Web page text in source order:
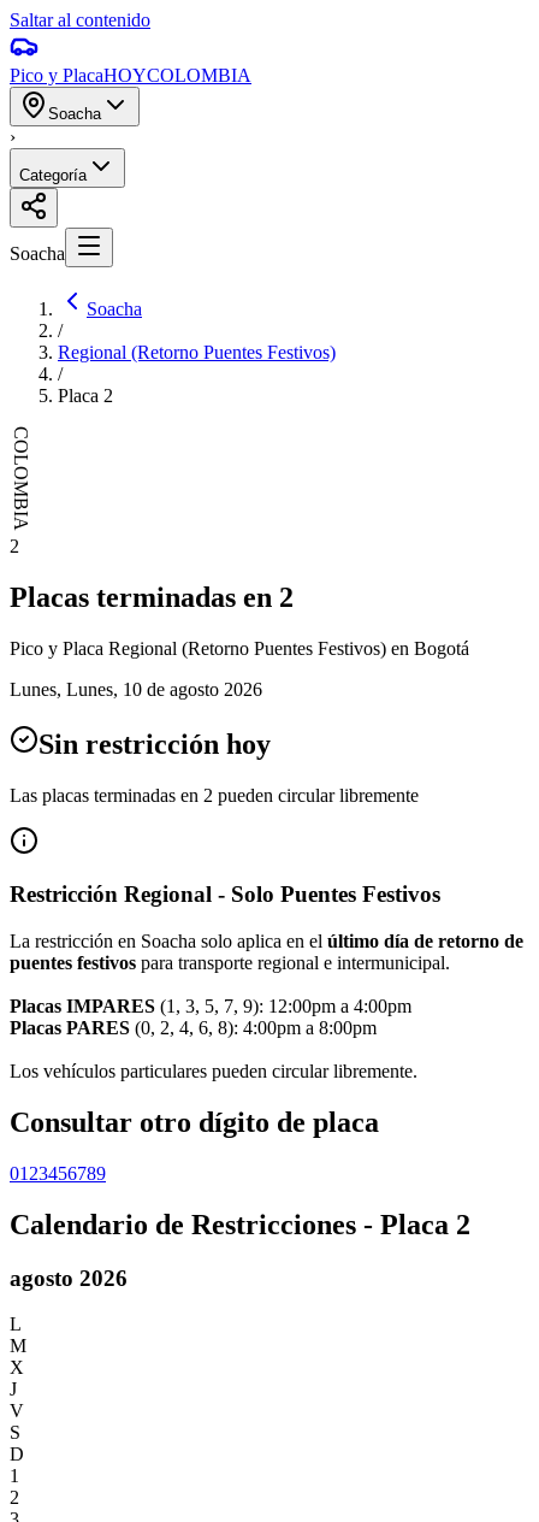
Saltar al contenido
Pico y PlacaHOYCOLOMBIA
Soacha
›
Categoría
Soacha
Soacha
/
Regional (Retorno Puentes Festivos)
/
Placa 2
COLOMBIA
2
Placas terminadas en 2
Pico y Placa Regional (Retorno Puentes Festivos) en Bogotá
Lunes, Lunes, 10 de agosto 2026
Sin restricción hoy
Las placas terminadas en 2 pueden circular libremente
Restricción Regional - Solo Puentes Festivos
La restricción en Soacha solo aplica en el último día de retorno de
puentes festivos para transporte regional e intermunicipal.
Placas IMPARES (1, 3, 5, 7, 9): 12:00pm a 4:00pm
Placas PARES (0, 2, 4, 6, 8): 4:00pm a 8:00pm
Los vehículos particulares pueden circular libremente.
Consultar otro dígito de placa
01 23456789
Calendario de Restricciones - Placa 2
agosto 2026
L
M
X
J
V
S
D
1
2